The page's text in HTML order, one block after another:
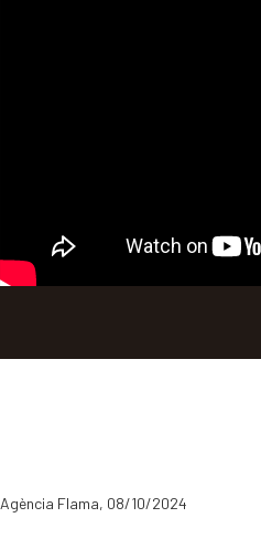
Agència Flama, 08/10/2024